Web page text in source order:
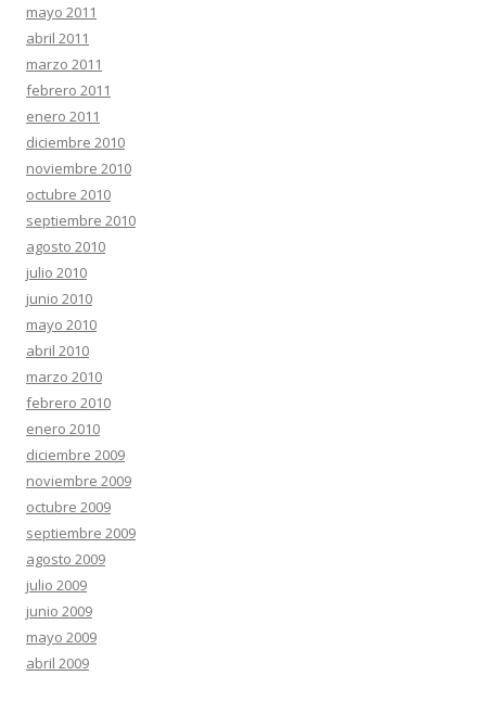
mayo 2011
abril 2011
marzo 2011
febrero 2011
enero 2011
diciembre 2010
noviembre 2010
octubre 2010
septiembre 2010
agosto 2010
julio 2010
junio 2010
mayo 2010
abril 2010
marzo 2010
febrero 2010
enero 2010
diciembre 2009
noviembre 2009
octubre 2009
septiembre 2009
agosto 2009
julio 2009
junio 2009
mayo 2009
abril 2009